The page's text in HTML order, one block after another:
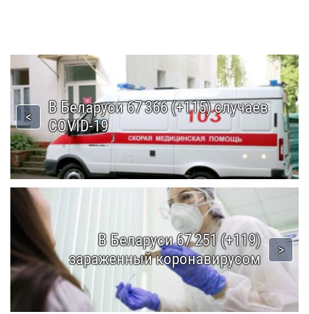
В Беларуси 67 366 (+115) случаев
COVID-19
В Беларуси 67 251 (+119)
зараженный коронавирусом